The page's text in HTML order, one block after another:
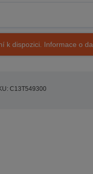
k dispozici. Informace o
C13T549300